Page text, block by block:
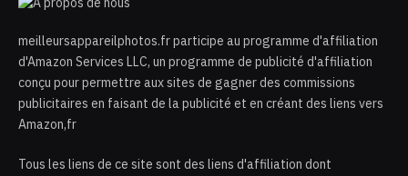
meilleursappareilphotos.fr participe au programme d'affiliation
d'Amazon Services LLC, un programme de publicité d'affiliation
conçu pour permettre aux sites de gagner des commissions
publicitaires en faisant de la publicité et en créant des liens vers
Amazon,fr
Tous les liens de ce site sont des liens d'affiliation dont